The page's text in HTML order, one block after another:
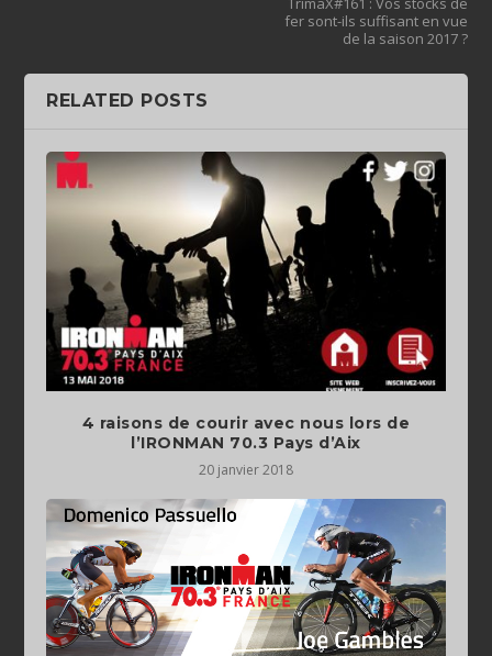
fer sont-ils suffisant en vue
de la saison 2017 ?
RELATED POSTS
4 raisons de courir avec nous lors de
l’IRONMAN 70.3 Pays d’Aix
20 janvier 2018